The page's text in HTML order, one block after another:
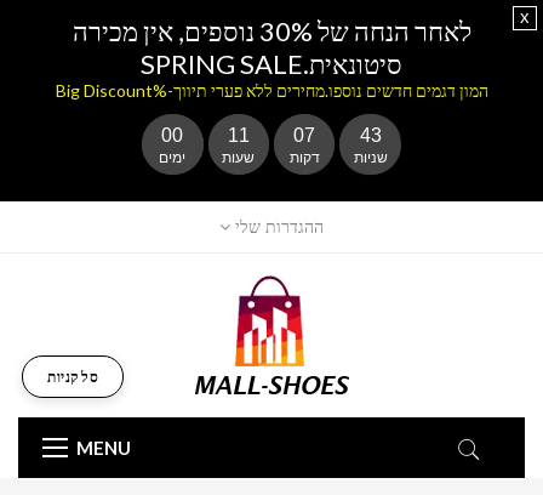
ההגדרות שלי
MENU
סל קניות
לאחר הנחה של 30% נוספים, אין מכירה
סיטונאית.SPRING SALE
המון דגמים חדשים נוספו.מחירים ללא פערי תיווך-%Big Discount
00
ימים
11
שעות
07
דקות
43
שניות
x